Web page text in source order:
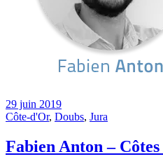
29 juin 2019
Côte-d'Or, Doubs, Jura
Fabien Anton –